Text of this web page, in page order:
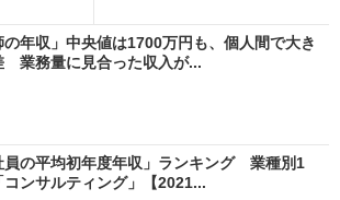
の年収」中央値は1700万円も、個人間で大き
業務量に見合った収入が...
員の平均初年度年収」ランキング 業種別1
コンサルティング」【2021...